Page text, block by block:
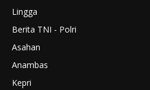
Lingga
Berita TNI - Polri
Asahan
Anambas
Kepri